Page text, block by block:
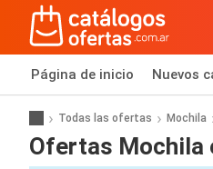
Página de inicio Nuevos
Todas las ofertas Mochila
Ofertas Mochila